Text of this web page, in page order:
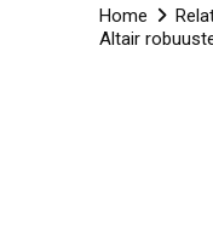
Home
Altair